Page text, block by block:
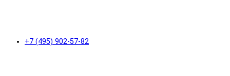
+7 (495) 902-57-82